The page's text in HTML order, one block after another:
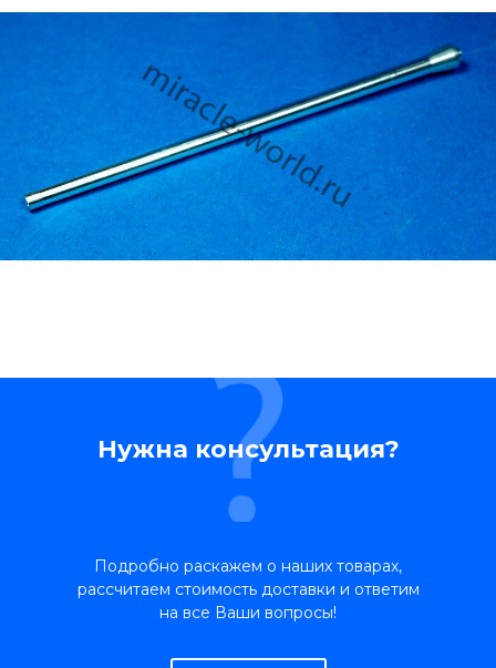
Нужна консультация?
Подробно раскажем о наших товарах,
рассчитаем стоимость доставки и ответим
на все Ваши вопросы!